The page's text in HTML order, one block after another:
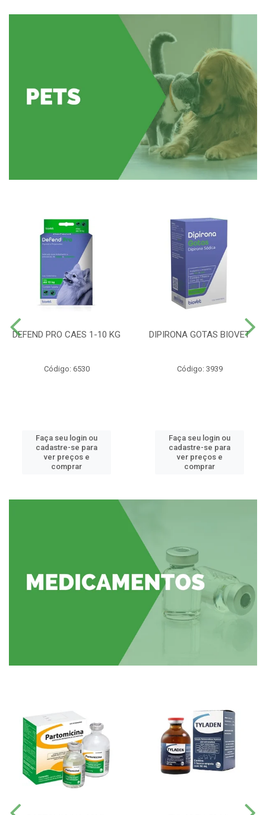
DEFEND PRO CAES 1-10 KG
Código: 6530
Faça seu login ou
cadastre-se para
ver preços e
comprar
DIPIRONA GOTAS BIOVET
Código: 3939
Faça seu login ou
cadastre-se para
ver preços e
comprar